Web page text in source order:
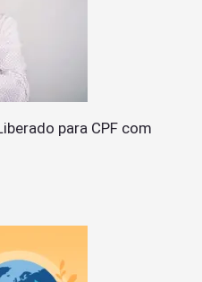
para CPF com